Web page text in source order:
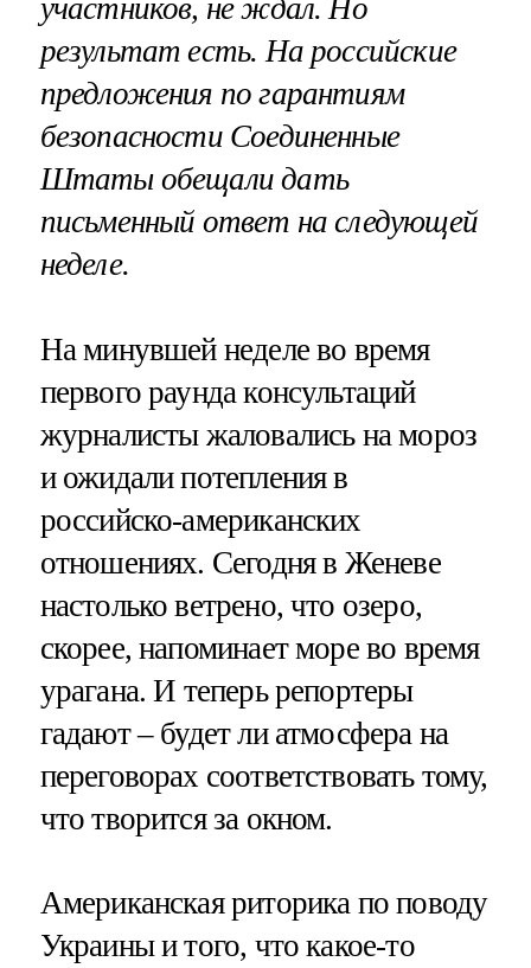
участников, не ждал. Но
результат есть. На российские
предложения по гарантиям
безопасности Соединенные
Штаты обещали дать
письменный ответ на следующей
неделе.
На минувшей неделе во время
первого раунда консультаций
журналисты жаловались на мороз
и ожидали потепления в
российско-американских
отношениях. Сегодня в Женеве
настолько ветрено, что озеро,
скорее, напоминает море во время
урагана. И теперь репортеры
гадают – будет ли атмосфера на
переговорах соответствовать тому,
что творится за окном.
Американская риторика по поводу
Украины и того, что какое-то